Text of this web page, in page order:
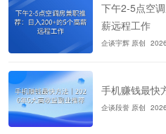
下午2-5点空
薪远程工作
企谈宇辉 原创
手机赚钱最快
企谈段誉 原创